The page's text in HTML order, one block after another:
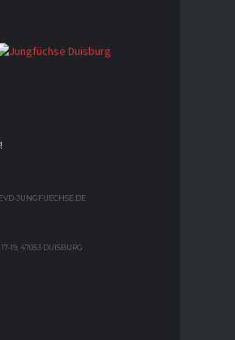
JUNGFUECHSE.DE
19, 47053 DUISBURG